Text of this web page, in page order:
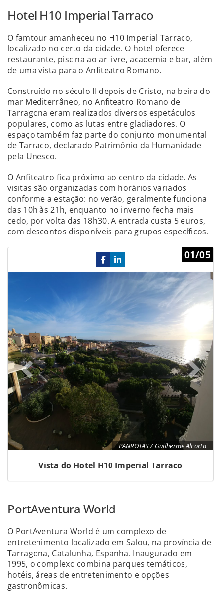
Hotel H10 Imperial Tarraco
O famtour amanheceu no H10 Imperial Tarraco,
localizado no certo da cidade. O hotel oferece
restaurante, piscina ao ar livre, academia e bar, além
de uma vista para o Anfiteatro Romano.
Construído no século II depois de Cristo, na beira do
mar Mediterrâneo, no Anfiteatro Romano de
Tarragona eram realizados diversos espetáculos
populares, como as lutas entre gladiadores. O
espaço também faz parte do conjunto monumental
de Tarraco, declarado Patrimônio da Humanidade
pela Unesco.
O Anfiteatro fica próximo ao centro da cidade. As
visitas são organizadas com horários variados
conforme a estação: no verão, geralmente funciona
das 10h às 21h, enquanto no inverno fecha mais
cedo, por volta das 18h30. A entrada custa 5 euros,
com descontos disponíveis para grupos específicos.
PANROTAS / Guilherme Alcorta
01/05
Vista do Hotel H10 Imperial Tarraco
Previous
PortAventura World
O PortAventura World é um complexo de
entretenimento localizado em Salou, na província de
Tarragona, Catalunha, Espanha. Inaugurado em
1995, o complexo combina parques temáticos,
hotéis, áreas de entretenimento e opções
gastronômicas.